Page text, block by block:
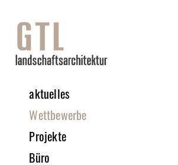
aktuelles
Wettbewerbe
Projekte
Büro